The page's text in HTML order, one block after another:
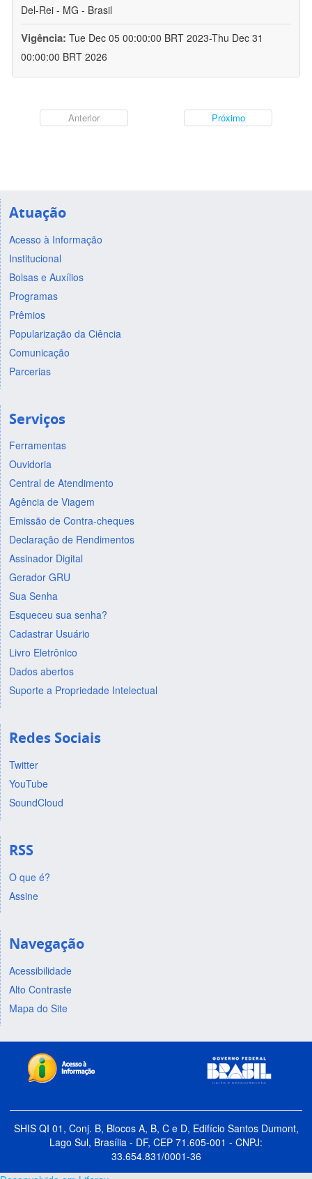
Del-Rei - MG - Brasil
Vigência: Tue Dec 05 00:00:00 BRT 2023-Thu Dec 31
00:00:00 BRT 2026
Anterior Próximo
Atuação
Acesso à Informação
Institucional
Bolsas e Auxílios
Programas
Prêmios
Popularização da Ciência
Comunicação
Parcerias
Serviços
Ferramentas
Ouvidoria
Central de Atendimento
Agência de Viagem
Emissão de Contra-cheques
Declaração de Rendimentos
Assinador Digital
Gerador GRU
Sua Senha
Esqueceu sua senha?
Cadastrar Usuário
Livro Eletrônico
Dados abertos
Suporte a Propriedade Intelectual
Redes Sociais
Twitter
YouTube
SoundCloud
RSS
O que é?
Assine
Navegação
Acessibilidade
Alto Contraste
Mapa do Site
SHIS QI 01, Conj. B, Blocos A, B, C e D, Edifício Santos Dumont,
Lago Sul, Brasília - DF, CEP 71.605-001 - CNPJ:
33.654.831/0001-36